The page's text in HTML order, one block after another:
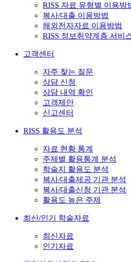
RISS 자료 유형별 이용방
복사/대출 이용방법
해외전자자료 이용방법
RISS 정보취약계층 서비
고객센터
자주 찾는 질문
상담 신청
상담 내역 확인
고객제안
신고센터
RISS 활용도 분석
자료 현황 통계
주제별 활용통계 분석
학술지 활용도 분석
복사/대출제공 기관 분석
복사/대출신청 기관 분석
활용도 높은 주제
최신/인기 학술자료
최신자료
인기자료